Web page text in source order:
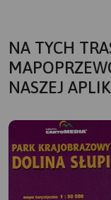
NA TYCH
NASZEJ